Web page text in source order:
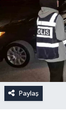
Paylaş